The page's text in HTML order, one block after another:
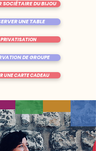
UNE TABLE
UNE CARTE CADEAU
SOCIÉTAIRE DU BIJOU
DE GROUPE
PRIVATISATION